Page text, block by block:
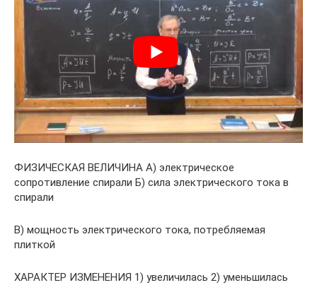
ФИЗИЧЕСКАЯ ВЕЛИЧИНА A) электрическое
сопротивление спирали Б) сила электрического тока в
спирали
B) мощность электрического тока, потребляемая
плиткой
ХАРАКТЕР ИЗМЕНЕНИЯ 1) увеличилась 2) уменьшилась